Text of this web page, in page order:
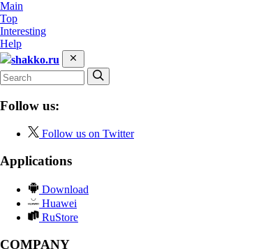
Main
Top
Interesting
Help
shakko.ru
Follow us:
Follow us on Twitter
Applications
Download
Huawei
RuStore
COMPANY